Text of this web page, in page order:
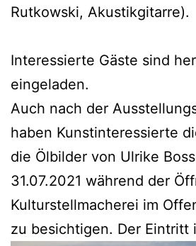
Rutkowski, Akustikgitarre).
Interessierte Gäste sind
eingeladen.
Auch nach der
haben Kunstinteressierte
die Ölbilder von Ulrike
31.07.2021 während der
Kulturstellmacherei im
zu besichtigen. Der Eintritt